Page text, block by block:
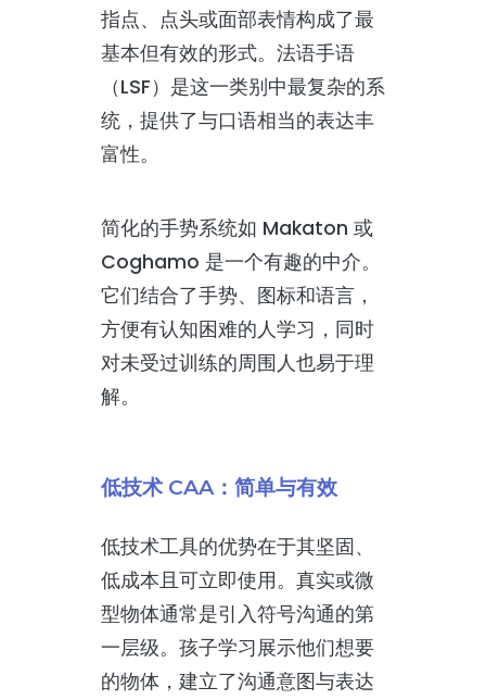
指点、点头或面部表情构成了最
基本但有效的形式。法语手语
（LSF）是这一类别中最复杂的系
统，提供了与口语相当的表达丰
富性。
简化的手势系统如 Makaton 或
Coghamo 是一个有趣的中介。
它们结合了手势、图标和语言，
方便有认知困难的人学习，同时
对未受过训练的周围人也易于理
解。
低技术 CAA：简单与有效
低技术工具的优势在于其坚固、
低成本且可立即使用。真实或微
型物体通常是引入符号沟通的第
一层级。孩子学习展示他们想要
的物体，建立了沟通意图与表达